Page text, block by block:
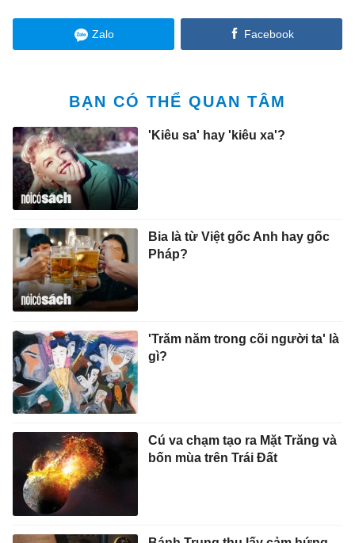
Zalo Facebook
BẠN CÓ THỂ QUAN TÂM
'Kiêu sa' hay 'kiêu xa'?
Bia là từ Việt gốc Anh hay gốc
Pháp?
'Trăm năm trong cõi người ta' là
gì?
Cú va chạm tạo ra Mặt Trăng và
bốn mùa trên Trái Đất